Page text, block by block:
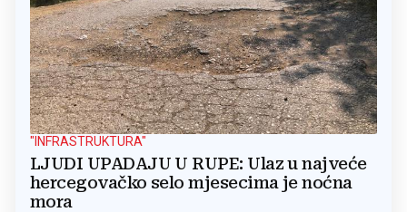
"INFRASTRUKTURA"
LJUDI UPADAJU U RUPE: Ulaz u najveće
hercegovačko selo mjesecima je noćna
mora